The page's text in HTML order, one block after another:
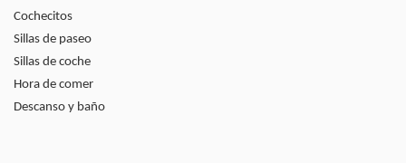
Cochecitos
Sillas de paseo
Sillas de coche
Hora de comer
Descanso y baño